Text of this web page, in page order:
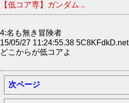
【低コア専】ガンダム ..
4:名も無き冒険者
15/05/27 11:24:55.38 5C8KFdkD.net
どこからが低コアよ
次ページ